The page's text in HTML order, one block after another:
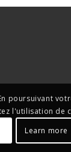
poursuivant
l'utilisation de
Learn more